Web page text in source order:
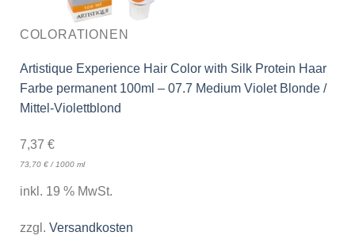
COLORATIONEN
Artistique Experience Hair Color with Silk Protein Haar
Farbe permanent 100ml – 07.7 Medium Violet Blonde /
Mittel-Violettblond
7,37 €
73,70 €/ 1000 ml
inkl. 19 % MwSt.
zzgl. Versandkosten